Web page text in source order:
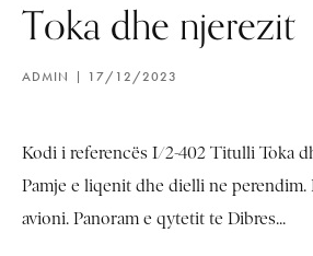
Toka dhe njerezit
ADMIN 17/12/2023
Kodi i referencës I/2-402 Titulli Toka
Pamje e liqenit dhe dielli ne perendim.
avioni. Panoram e qytetit te Dibres...